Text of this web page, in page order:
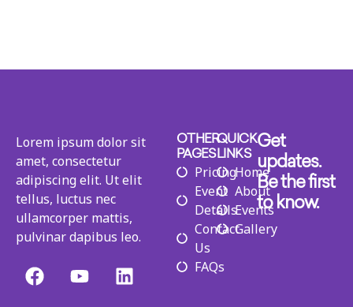
Lorem ipsum dolor sit
amet, consectetur
adipiscing elit. Ut elit
tellus, luctus nec
ullamcorper mattis,
pulvinar dapibus leo.
OTHER
PAGES
Pricing
Event
Details
Contact
Us
FAQs
QUICK
LINKS
Home
About
Events
Gallery
Get
updates.
Be the first
to know.